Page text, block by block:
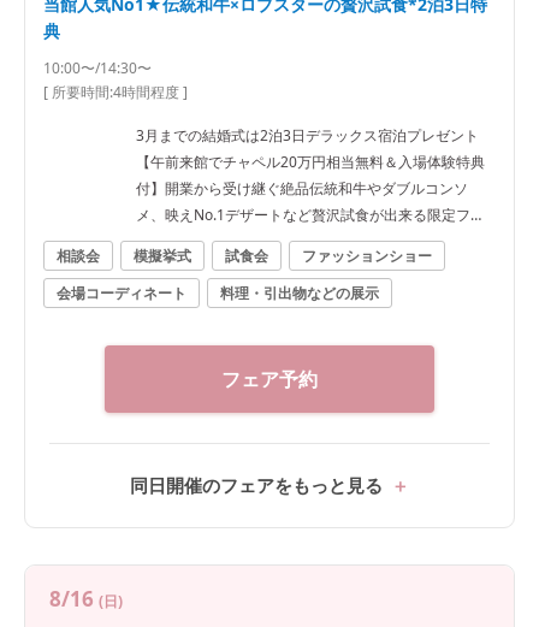
典
10:00〜/14:30〜
[ 所要時間:4時間程度]
3月までの結婚式は2泊3日デラックス宿泊プレゼント
【午前来館でチャペル20万円相当無料＆入場体験特典
付】開業から受け継ぐ絶品伝統和牛やダブルコンソ
メ、映えNo.1デザートなど贅沢試食が出来る限定フェ
ア
相談会 模擬挙式 試食会
ファッションショー
会場コーディネート
料理・引出物などの展示
フェア予約
同日開催のフェアをもっと見る
8/16 (日)